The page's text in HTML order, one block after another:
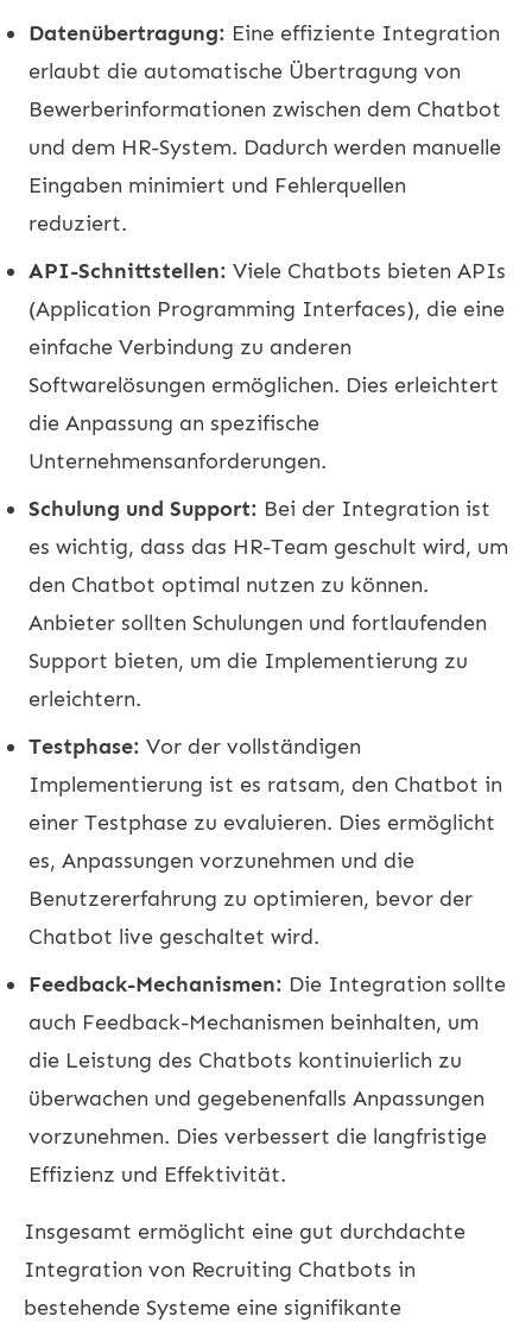
Datenübertragung: Eine effiziente Integration
erlaubt die automatische Übertragung von
Bewerberinformationen zwischen dem Chatbot
und dem HR-System. Dadurch werden manuelle
Eingaben minimiert und Fehlerquellen
reduziert.
API-Schnittstellen: Viele Chatbots bieten APIs
(Application Programming Interfaces), die eine
einfache Verbindung zu anderen
Softwarelösungen ermöglichen. Dies erleichtert
die Anpassung an spezifische
Unternehmensanforderungen.
Schulung und Support: Bei der Integration ist
es wichtig, dass das HR-Team geschult wird, um
den Chatbot optimal nutzen zu können.
Anbieter sollten Schulungen und fortlaufenden
Support bieten, um die Implementierung zu
erleichtern.
Testphase: Vor der vollständigen
Implementierung ist es ratsam, den Chatbot in
einer Testphase zu evaluieren. Dies ermöglicht
es, Anpassungen vorzunehmen und die
Benutzererfahrung zu optimieren, bevor der
Chatbot live geschaltet wird.
Feedback-Mechanismen: Die Integration sollte
auch Feedback-Mechanismen beinhalten, um
die Leistung des Chatbots kontinuierlich zu
überwachen und gegebenenfalls Anpassungen
vorzunehmen. Dies verbessert die langfristige
Effizienz und Effektivität.
Insgesamt ermöglicht eine gut durchdachte
Integration von Recruiting Chatbots in
bestehende Systeme eine signifikante